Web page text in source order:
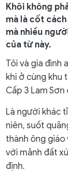
Khôi không
mà là cốt
mà nhiều
của từ này.
Tôi và gia đình
khi ở cùng khu
Cấp 3 Lam
Là người khác
niên, suốt
thành ông giáo
với mảnh đất
định.